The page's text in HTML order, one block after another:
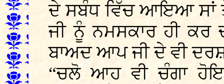
ਦੇ ਸਬੰਧ ਵਿੱਚ ਆਇਆ ਸਾਂ ਤੇ
ਜੀ ਨੂੰ ਨਮਸਕਾਰ ਹੀ ਕਰ
ਬਾਅਦ ਆਪ ਜੀ ਦੇ ਵੀ
“ਚਲੋ ਆਹ ਵੀ ਚੰਗਾ